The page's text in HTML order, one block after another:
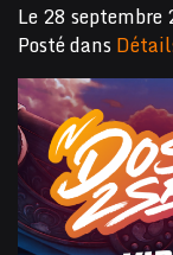
Le28 septembre
Posté dans